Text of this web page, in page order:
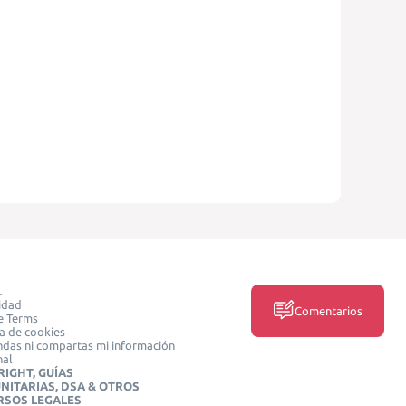
Terms
de cookies
ni compartas mi información
GUÍAS
DSA & OTROS
LEGALES
Comentarios